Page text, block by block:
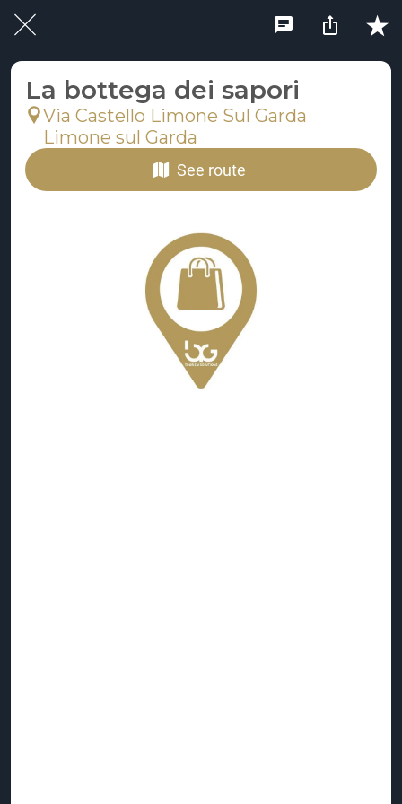
La bottega dei sapori
Via Castello Limone Sul Garda
Limone sul Garda
See route